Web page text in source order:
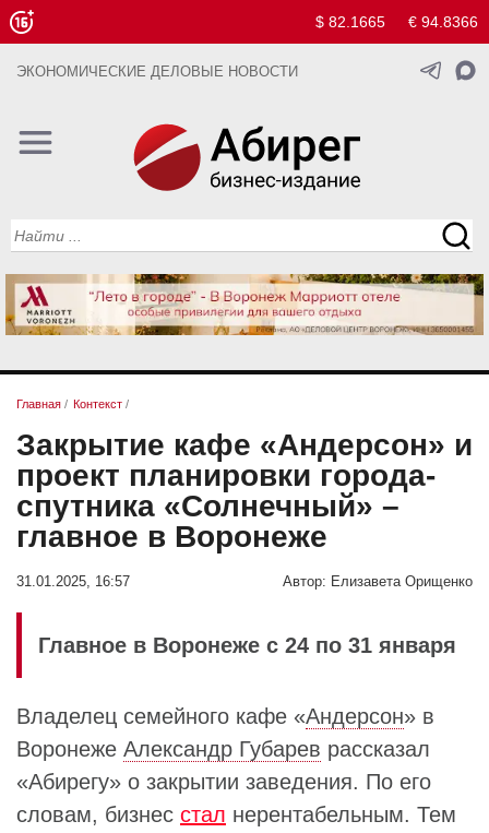
$ 82.1665 € 94.8366
ЭКОНОМИЧЕСКИЕ ДЕЛОВЫЕ НОВОСТИ
Главная / Контекст /
Закрытие кафе «Андерсон» и
проект планировки города-
спутника «Солнечный» –
главное в Воронеже
31.01.2025, 16:57 Автор: Елизавета Орищенко
Главное в Воронеже с 24 по 31 января
Владелец семейного кафе «Андерсон» в
Воронеже Александр Губарев рассказал
«Абирегу» о закрытии заведения. По его
словам, бизнес стал нерентабельным. Тем